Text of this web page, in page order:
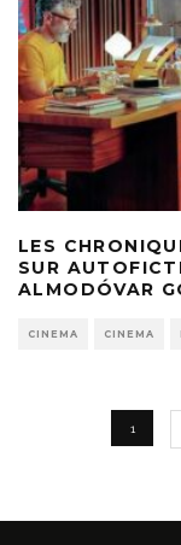
LES
SUR
ALMODÓVAR
CINEMA CINEMA
1